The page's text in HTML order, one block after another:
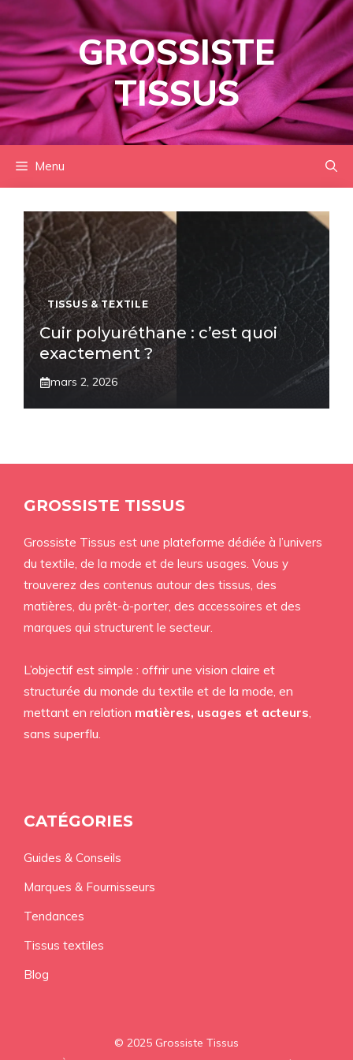
au
contenu
GROSSISTE
TISSUS
Menu
TISSUS & TEXTILE
Cuir polyuréthane : c’est quoi
exactement ?
mars 2, 2026
GROSSISTE TISSUS
Grossiste Tissus est une plateforme dédiée à l’univers
du textile, de la mode et de leurs usages. Vous y
trouverez des contenus autour des tissus, des
matières, du prêt-à-porter, des accessoires et des
marques qui structurent le secteur.
L’objectif est simple : offrir une vision claire et
structurée du monde du textile et de la mode, en
mettant en relation matières, usages et acteurs,
sans superflu.
CATÉGORIES
Guides & Conseils
Marques & Fournisseurs
Tendances
Tissus textiles
Blog
© 2025 Grossiste Tissus